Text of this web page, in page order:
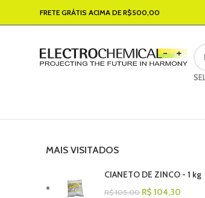
FRETE GRÁTIS ACIMA DE R$500,00
MAIS VISITADOS
CIANETO DE ZINCO - 1 kg
R$105,00 R$ 104,30